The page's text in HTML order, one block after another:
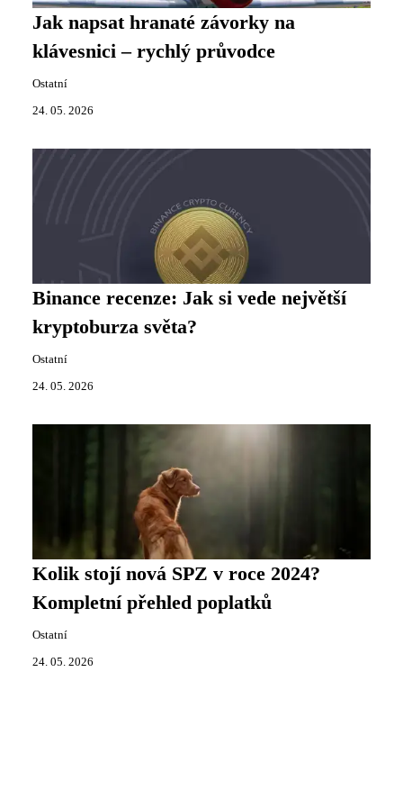
Jak napsat hranaté závorky na
klávesnici – rychlý průvodce
Ostatní
24. 05. 2026
Binance recenze: Jak si vede největší
kryptoburza světa?
Ostatní
24. 05. 2026
Kolik stojí nová SPZ v roce 2024?
Kompletní přehled poplatků
Ostatní
24. 05. 2026